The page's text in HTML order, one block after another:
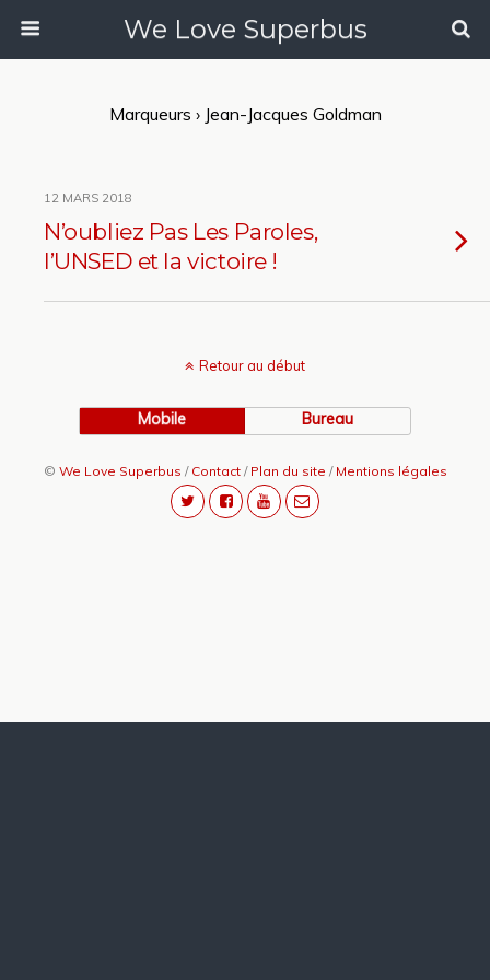
We Love Superbus
Marqueurs › Jean-Jacques Goldman
12 MARS 2018
N’oubliez Pas Les Paroles,
l’UNSED et la victoire !
Retour au début
Mobile Bureau
© We Love Superbus / Contact/ Plan du site / Mentions légales